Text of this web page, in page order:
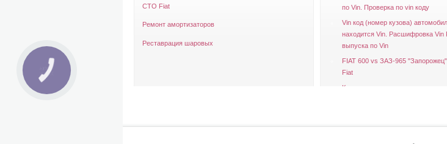
СТО Fiat
Ремонт амортизаторов
Реставрация шаровых
по Vin. Проверка по vin коду
Vin код (номер кузова)
находится Vin. Расшифровка Vin
выпуска по Vin
FIAT 600 vs ЗАЗ-965
Fiat
Конструкции амортизаторов